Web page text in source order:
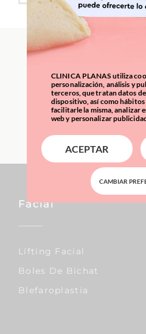
everything
LEARN
Facial
Lífting Facial
Boles De Bichat
Blefaroplastia
CLINICA PLANAS utiliza
personalización, análisis y
terceros, que tratan datos
dispositivo, así como hábitos
facilitarle la misma, analizar
web y personalizar
ACEPTAR
CAMBIAR